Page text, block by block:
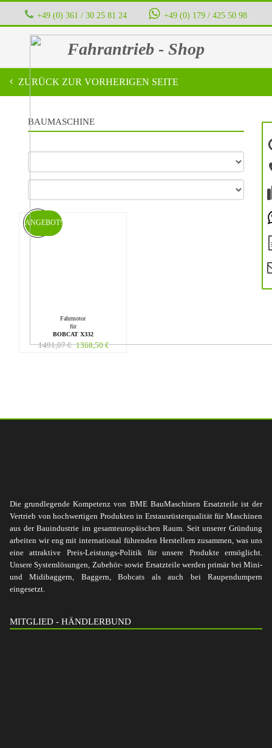
+49 (0) 361 / 30 25 81 24 ‭ ‭ ‭ ‭ +49 (0) 179 / 425 50 98
Fahrantrieb - Shop
ZURÜCK ZUR VORHERIGEN SEITE
BAUMASCHINE
Fahrmotor
für
BOBCAT X332
1491,07€ 1368,50€
ANGEBOT!
Die grundlegende Kompetenz von BME BauMaschinen Ersatzteile ist der
Vertrieb von hochwertigen Produkten in Erstausrüsterqualität für Maschinen
aus der Bauindustrie im gesamteuropäischen Raum. Seit unserer Gründung
arbeiten wir eng mit international führenden Herstellern zusammen, was uns
eine attraktive Preis-Leistungs-Politik für unsere Produkte ermöglicht.
Unsere Systemlösungen, Zubehör- sowie Ersatzteile werden primär bei Mini-
und Midibaggern, Baggern, Bobcats als auch bei Raupendumpern
eingesetzt.
MITGLIED - HÄNDLERBUND